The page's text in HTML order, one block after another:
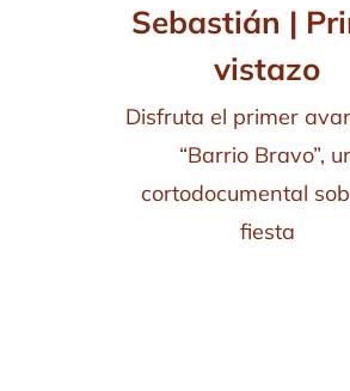
Sebastián |
vistazo
Disfruta el primer
“Barrio Bravo”,
cortodocumental
fiesta